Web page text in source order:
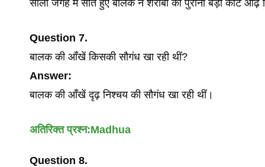
सीली जगह में सोते हुए बालक ने शराबी का पुराना बड़ा कोट ओढ़
Question 7.
बालक की आँखें किसकी सौगंध खा रही थीं?
Answer:
बालक की आँखें दृढ़ निश्चय की सौगंध खा रही थीं।
अतिरिक्त प्रश्न:Madhua
Question 8.